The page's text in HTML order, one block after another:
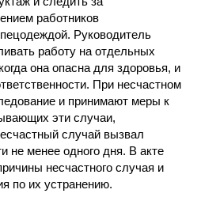
работников
Руководитель
работу на отдельных
она опасна для здоровья, и
При несчастном
и принимают меры к
эти случаи,
случай вызвал
не менее одного дня. В акте
несчастного случая и
по их устранению.